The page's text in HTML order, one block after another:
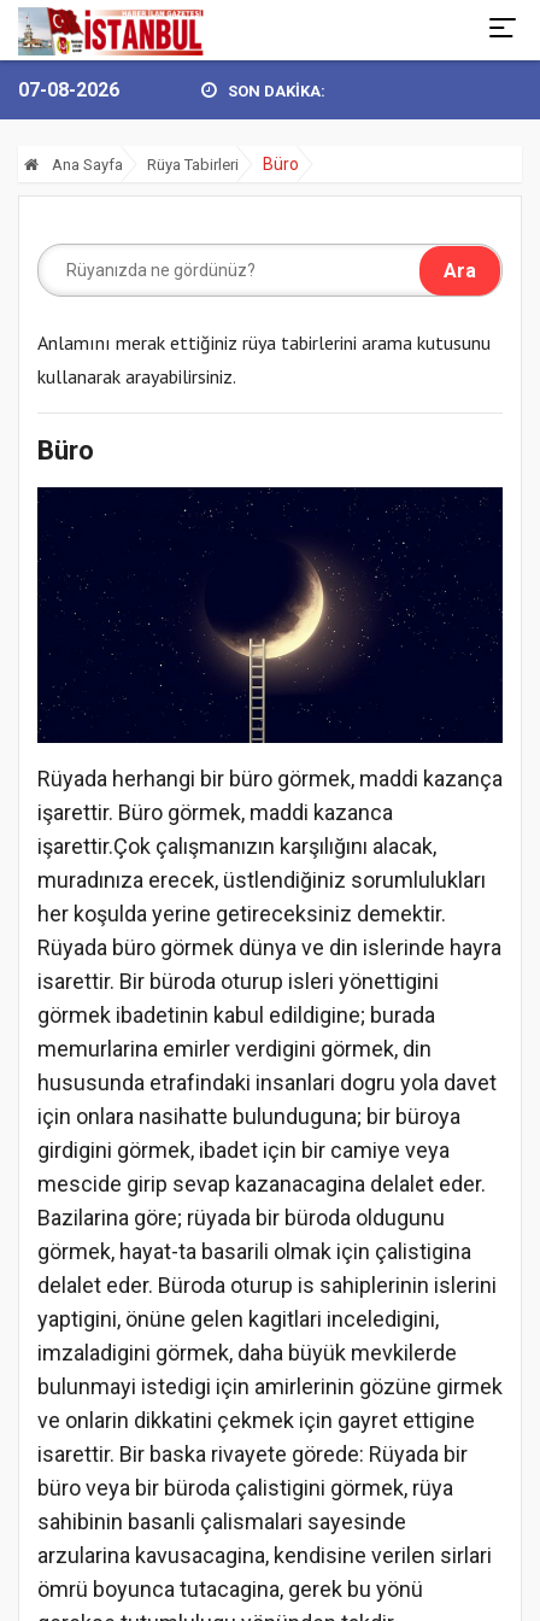
07-08-2026 SON DAKİKA:
Ana Sayfa Rüya Tabirleri Büro
Anlamını merak ettiğiniz rüya tabirlerini arama kutusunu
kullanarak arayabilirsiniz.
Büro
Rüyada herhangi bir büro görmek, maddi kazança
işarettir. Büro görmek, maddi kazanca
işarettir.Çok çalışmanızın karşılığını alacak,
muradınıza erecek, üstlendiğiniz sorumlulukları
her koşulda yerine getireceksiniz demektir.
Rüyada büro görmek dünya ve din islerinde hayra
isarettir. Bir büroda oturup isleri yönettigini
görmek ibadetinin kabul edildigine; burada
memurlarina emirler verdigini görmek, din
hususunda etrafindaki insanlari dogru yola davet
için onlara nasihatte bulunduguna; bir büroya
girdigini görmek, ibadet için bir camiye veya
mescide girip sevap kazanacagina delalet eder.
Bazilarina göre; rüyada bir büroda oldugunu
görmek, hayat-ta basarili olmak için çalistigina
delalet eder. Büroda oturup is sahiplerinin islerini
yaptigini, önüne gelen kagitlari inceledigini,
imzaladigini görmek, daha büyük mevkilerde
bulunmayi istedigi için amirlerinin gözüne girmek
ve onlarin dikkatini çekmek için gayret ettigine
isarettir. Bir baska rivayete görede: Rüyada bir
büro veya bir büroda çalistigini görmek, rüya
sahibinin basanli çalismalari sayesinde
arzularina kavusacagina, kendisine verilen sirlari
ömrü boyunca tutacagina, gerek bu yönü